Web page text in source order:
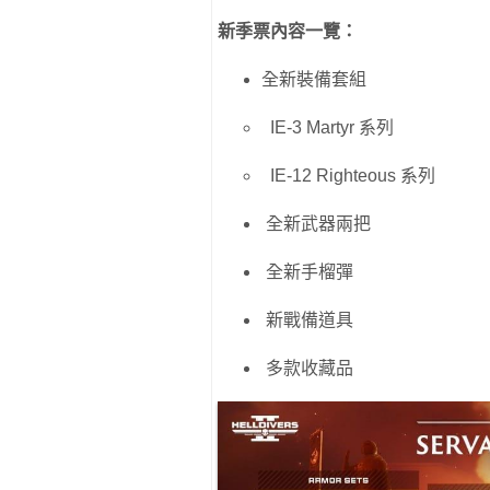
新季票內容一覽：
全新裝備套組
IE-3 Martyr 系列
IE-12 Righteous 系列
全新武器兩把
全新手榴彈
新戰備道具
多款收藏品